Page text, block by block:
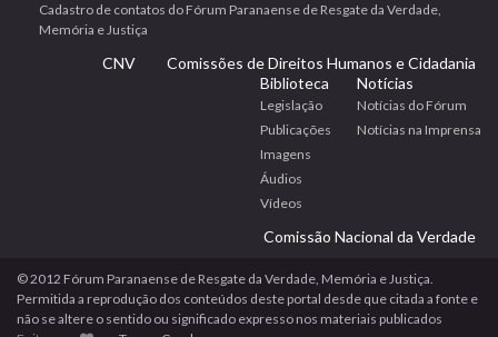
Cadastro de contatos do Fórum Paranaense de Resgate da Verdade,
Memória e Justiça
CNV
Comissões de Direitos Humanos e Cidadania
Biblioteca
Legislação
Publicações
Imagens
Áudios
Vídeos
Notícias
Notícias do Fórum
Notícias na Imprensa
Comissão Nacional da Verdade
© 2012 Fórum Paranaense de Resgate da Verdade, Memória e Justiça.
Permitida a reprodução dos conteúdos deste portal desde que citada a fonte e
não se altere o sentido ou significado expresso nos materiais publicados